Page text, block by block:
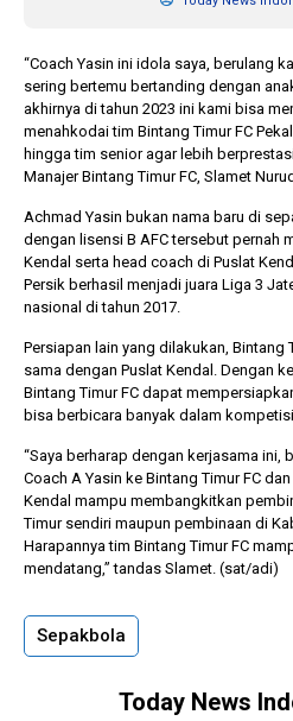
“Coach Yasin ini idola saya, berulang
sering bertemu bertanding dengan
akhirnya di tahun 2023 ini kami bisa
menahkodai tim Bintang Timur FC
hingga tim senior agar lebih
Manajer Bintang Timur FC, Slamet
Achmad Yasin bukan nama baru di
dengan lisensi B AFC tersebut pernah
Kendal serta head coach di Puslat
Persik berhasil menjadi juara Liga 3
nasional di tahun 2017.
Persiapan lain yang dilakukan, Bintang
sama dengan Puslat Kendal. Dengan
Bintang Timur FC dapat
bisa berbicara banyak dalam
“Saya berharap dengan kerjasama ini,
Coach A Yasin ke Bintang Timur FC
Kendal mampu membangkitkan
Timur sendiri maupun pembinaan di
Harapannya tim Bintang Timur FC
mendatang,” tandas Slamet. (sat/adi)
Sepakbola
Today News